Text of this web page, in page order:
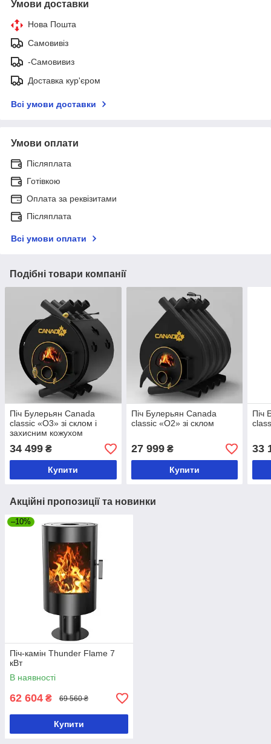
Умови доставки
Нова Пошта
Самовивіз
-Самовивиз
Доставка кур'єром
Всі умови доставки
Умови оплати
Післяплата
Готівкою
Оплата за реквізитами
Післяплата
Всі умови оплати
Подібні товари компанії
Піч Булерьян Canada
classic «О3» зі склом і
захисним кожухом
34 499 ₴
Купити
Піч Булерьян Canada
classic «О2» зі склом
27 999₴
Купити
Піч
33
Акційні пропозиції та новинки
–10%
Піч-камін Thunder Flame 7
кВт
В наявності
62 604 ₴ 69 560 ₴
Купити